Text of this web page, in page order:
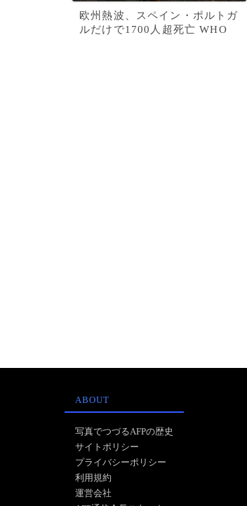
欧州熱波、スペイン・ポルトガ
ルだけで1700人超死亡 WHO
ABOUT
写真でつづるAFPの歴史
サイトポリシー
プライバシーポリシー
利用規約
運営会社